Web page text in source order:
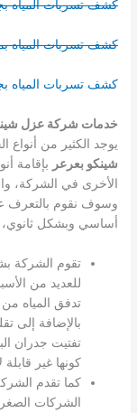
كشف تسربات المياه
كشف تسربات المياه
كشف تسربات المياه
خدمات شركة عزل
يوجد الكثير من أنواع
شينكو بعرعر بإقامة
الأخرى في الشركة،
وسوف نقوم بالتعرف
أساسي وبشكل
تقوم الشركة
للعديد من
تدفق المياه من
بالإضافة إلى
تفتيت جدران
كونها غير
كما تقدم
الشركات